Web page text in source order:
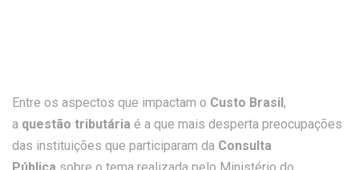
Entre os aspectos que impactam o Custo Brasil,
a questão tributária é a que mais desperta preocupações
das instituições que participaram da Consulta